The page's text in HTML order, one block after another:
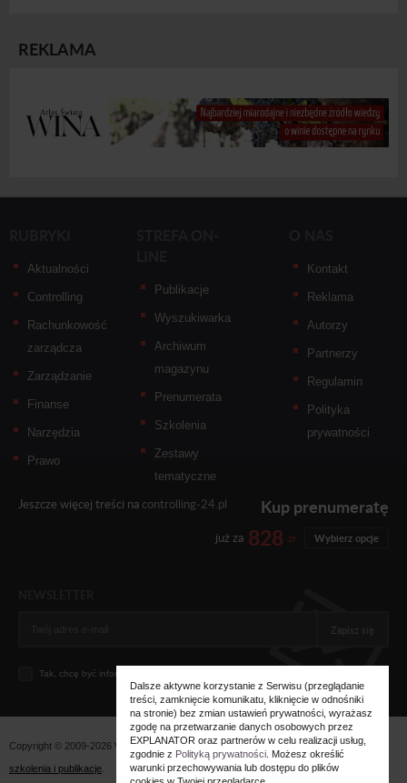
REKLAMA
Aktualności
Controlling
Rachunkowość
zarządcza
Zarządzanie
Finanse
Narzędzia
Prawo
Publikacje
Wyszukiwarka
Archiwum
magazynu
Prenumerata
Szkolenia
Zestawy
tematyczne
Kontakt
Reklama
Autorzy
Partnerzy
Regulamin
Polityka
prywatności
Jeszcze więcej treści na controlling-24.pl Kup prenumeratę
już za 828 zł Wybierz opcje
Zapisz się
Tak, chcę być informowany... (
Copyright © 2009-2026 Wszystkie prawa zastrzeżone. WydawnictwoExplanator -
szkolenia i publikacje
Dalsze aktywne korzystanie z Serwisu (przeglądanie
treści, zamknięcie komunikatu, kliknięcie w odnośniki
na stronie) bez zmian ustawień prywatności, wyrażasz
zgodę na przetwarzanie danych osobowych przez
EXPLANATOR oraz partnerów w celu realizacji usług,
zgodnie z Polityką prywatności . Możesz określić
warunki przechowywania lub dostępu do plików